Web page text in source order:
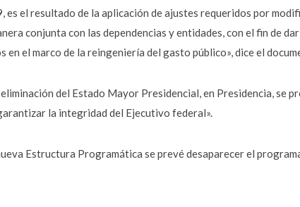
es el resultado de la aplicación de ajustes requeridos por
conjunta con las dependencias y entidades, con el fin de
en el marco de la reingeniería del gasto público», dice el
del Estado Mayor Presidencial, en Presidencia, se
la integridad del Ejecutivo federal».
Estructura Programática se prevé desaparecer el